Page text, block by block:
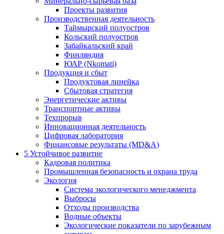
Проекты развития
Производственная деятельность
Таймырский полуостров
Кольский полуостров
Забайкальский край
Финляндия
ЮАР (Nkomati)
Продукция и сбыт
Продуктовая линейка
Сбытовая стратегия
Энергетические активы
Транспортные активы
Техпрорыв
Инновационная деятельность
Цифровая лаборатория
Финансовые результаты (MD&A)
5 Устойчивое развитие
Кадровая политика
Промышленная безопасность и охрана труда
Экология
Система экологического менеджмента
Выбросы
Отходы производства
Водные объекты
Экологические показатели по зарубежным